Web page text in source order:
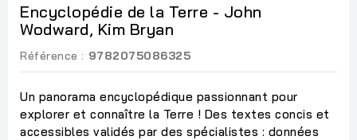
Encyclopédie de la Terre - John
Wodward, Kim Bryan
Référence : 9782075086325
Un panorama encyclopédique passionnant pour
explorer et connaître la Terre ! Des textes concis et
accessibles validés par des spécialistes : données